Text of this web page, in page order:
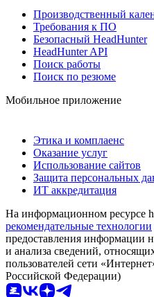
Производственный
Требования к ПО
Безопасный HeadHunter
HeadHunter API
Поиск работы
Поиск по резюме
Мобильное приложение
Этика и комплаенс
Оказание услуг
Использование сайтов
Защита персональных
ИТ аккредитация
На информационном ресурсе
рекомендательные технологии
предоставления информации
и анализа сведений,
пользователей сети
Российской Федерации)